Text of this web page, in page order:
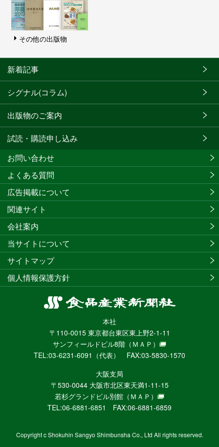
その他の出版物
新着記事
シグナル(コラム)
出版物のご案内
試読・購読申し込み
食
産
業
新
聞
社
ニ
ュ
ー
WEB
本社
〒110-0015 東京都台東区東上野2-1-11
サンフィールドビル8階 （ＭＡＰ）
TEL:03-6231-6091（代表） FAX:03-5830-1570
大阪支局
〒530-0044 大阪市北区東天満1-11-15
若杉グランドビル別館 （ＭＡＰ）
TEL:06-6881-6851 FAX:06-6881-6859
お問い合わせ
よくある質問
広告掲載について
関連サイト
会社案内
当サイトについて
サイトマップ
個人情報保護方針
Copyright c Shokuhin Sangyo Shimbunsha Co., Ltd All rights reserved.